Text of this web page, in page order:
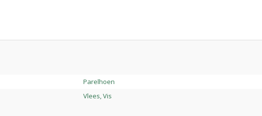
Parelhoen
Vlees, Vis